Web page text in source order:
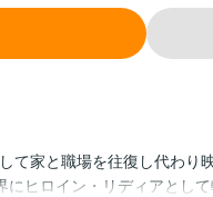
て家と職場を往復し代わり
ヒロイン・リディアとし